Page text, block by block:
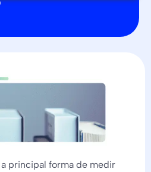
principal forma de medir